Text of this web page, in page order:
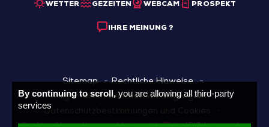
WETTER GEZEITEN WEBCAM PROSPEKT
IHRE MEINUNG ?
Sitemap
Rechtliche Hinweise
Allgemainen Geschäftsbedingungen
Datenschutzbestimmungen und Cookies
By continuing to scroll, you are allowing all third-party
services